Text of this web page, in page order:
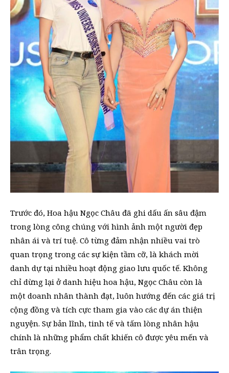
Trước đó, Hoa hậu Ngọc Châu đã ghi dấu ấn sâu đậm
trong lòng công chúng với hình ảnh một người đẹp
nhân ái và trí tuệ. Cô từng đảm nhận nhiều vai trò
quan trọng trong các sự kiện tầm cỡ, là khách mời
danh dự tại nhiều hoạt động giao lưu quốc tế. Không
chỉ dừng lại ở danh hiệu hoa hậu, Ngọc Châu còn là
một doanh nhân thành đạt, luôn hướng đến các giá trị
cộng đồng và tích cực tham gia vào các dự án thiện
nguyện. Sự bản lĩnh, tinh tế và tấm lòng nhân hậu
chính là những phẩm chất khiến cô được yêu mến và
trân trọng.